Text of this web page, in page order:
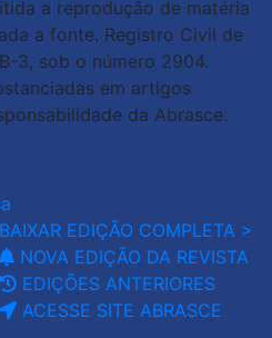
a reprodução de matéria
a fonte. Registro Civil de
3, sob o número 2904.
em artigos
da Abrasce.
BAIXAR EDIÇÃO COMPLETA >
NOVA EDIÇÃO DA REVISTA
EDIÇÕES ANTERIORES
ACESSE SITE ABRASCE